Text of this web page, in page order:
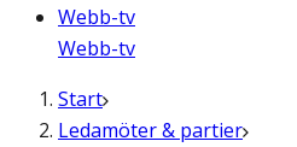
Webb-tv
Webb-tv
Start
Ledamöter & partier